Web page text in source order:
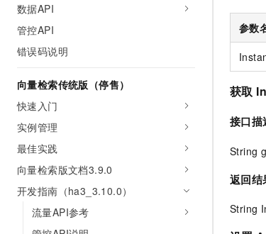
数据API
管控API
错误码说明
向量检索传统版（停售）
快速入门
实例管理
最佳实践
向量检索版文档3.9.0
开发指南（ha3_3.10.0）
流量API参考
参数
获取
接口描
String
返回结
String